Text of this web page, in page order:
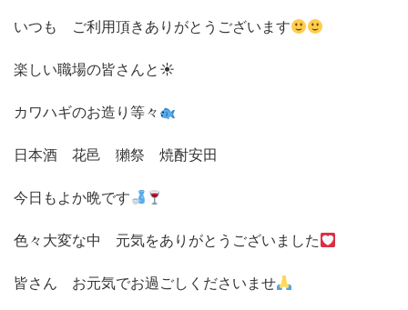
いつも ご利用頂きありがとうございます
楽しい職場の皆さんと☀
カワハギのお造り等々
日本酒 花邑 獺祭 焼酎安田
今日もよか晩です
色々大変な中 元気をありがとうございました
皆さん お元気でお過ごしくださいませ